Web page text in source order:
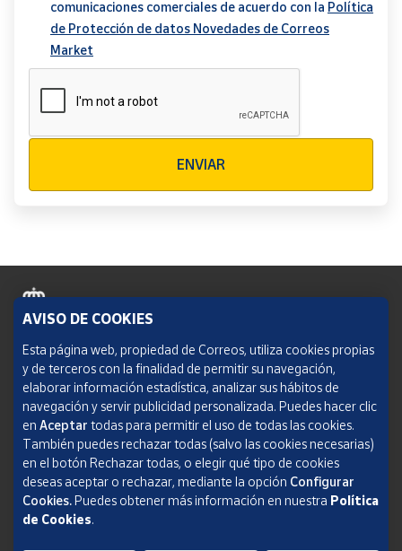
comunicaciones comerciales de acuerdo con la Política
de Protección de datos Novedades de Correos
Market
ENVIAR
Política de cookies
Aviso legal
Condiciones del servicio
Política de Privacidad Web
Informe de transparencia
SOCIEDAD ESTATAL CORREOS Y TELÉGRAFOS, S.A., S.M.E. Todos los derechos
AVISO DE COOKIES
Esta página web, propiedad de Correos, utiliza cookies propias
y de terceros con la finalidad de permitir su navegación,
elaborar información estadística, analizar sus hábitos de
navegación y servir publicidad personalizada. Puedes hacer clic
en Aceptar todas para permitir el uso de todas las cookies.
También puedes rechazar todas (salvo las cookies necesarias)
en el botón Rechazar todas, o elegir qué tipo de cookies
deseas aceptar o rechazar, mediante la opción Configurar
Cookies.Puedes obtener más información en nuestra Política
de Cookies.